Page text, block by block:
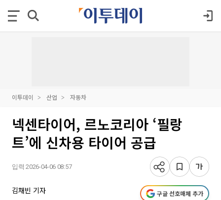
이투데이 산업 자동차
넥센타이어, 르노코리아 ‘필랑
트’에 신차용 타이어 공급
입력 2026-04-06 08:57
김채빈 기자 구글 선호매체 추가